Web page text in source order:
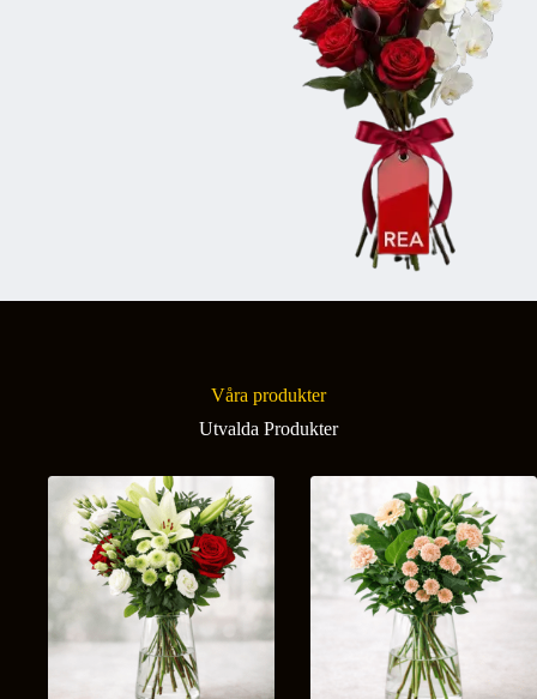
Våra produkter
Utvalda Produkter